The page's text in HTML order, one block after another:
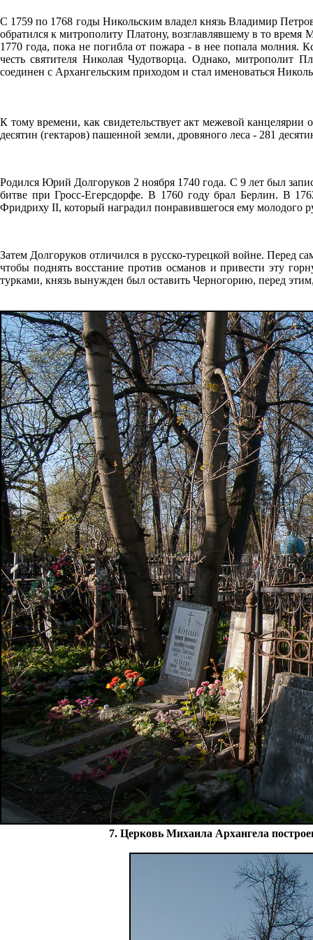
С 1759 по 1768 годы Никольским владел князь Владимир
обратился к митрополиту Платону, возглавлявшему в то
1770 года, пока не погибла от пожара - в нее попала молния.
честь святителя Николая Чудотворца. Однако, митрополит
соединен с Архангельским приходом и стал именоваться
К тому времени, как свидетельствует акт межевой
десятин (гектаров) пашенной земли, дровяного леса - 281
Родился Юрий Долгоруков 2 ноября 1740 года. С 9 лет был
битве при Гросс-Егерсдорфе. В 1760 году брал Берлин. В
Фридриху II, который наградил понравившегося ему молодого
Затем Долгоруков отличился в русско-турецкой войне.
чтобы поднять восстание против османов и привести эту
турками, князь вынужден был оставить Черногорию, перед
7. Церковь Михаила Архангела